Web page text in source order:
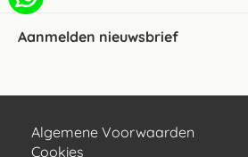
Aanmelden nieuwsbrief
Algemene Voorwaarden
Cookies